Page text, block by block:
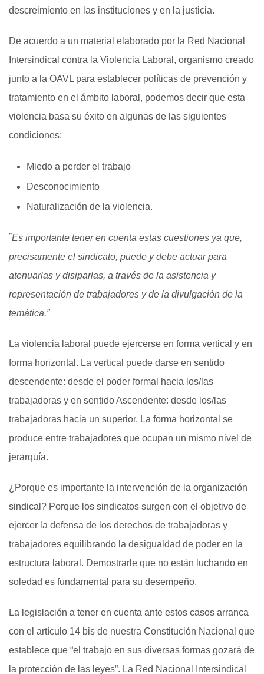
descreimiento en las instituciones y en la justicia.
De acuerdo a un material elaborado por la Red Nacional
Intersindical contra la Violencia Laboral, organismo creado
junto a la OAVL para establecer políticas de prevención y
tratamiento en el ámbito laboral, podemos decir que esta
violencia basa su éxito en algunas de las siguientes
condiciones:
Miedo a perder el trabajo
Desconocimiento
Naturalización de la violencia.
“Es importante tener en cuenta estas cuestiones ya que,
precisamente el sindicato, puede y debe actuar para
atenuarlas y disiparlas, a través de la asistencia y
representación de trabajadores y de la divulgación de la
temática.”
La violencia laboral puede ejercerse en forma vertical y en
forma horizontal. La vertical puede darse en sentido
descendente: desde el poder formal hacia los/las
trabajadoras y en sentido Ascendente: desde los/las
trabajadoras hacia un superior. La forma horizontal se
produce entre trabajadores que ocupan un mismo nivel de
jerarquía.
¿Porque es importante la intervención de la organización
sindical? Porque los sindicatos surgen con el objetivo de
ejercer la defensa de los derechos de trabajadoras y
trabajadores equilibrando la desigualdad de poder en la
estructura laboral. Demostrarle que no están luchando en
soledad es fundamental para su desempeño.
La legislación a tener en cuenta ante estos casos arranca
con el artículo 14 bis de nuestra Constitución Nacional que
establece que “el trabajo en sus diversas formas gozará de
la protección de las leyes”. La Red Nacional Intersindical